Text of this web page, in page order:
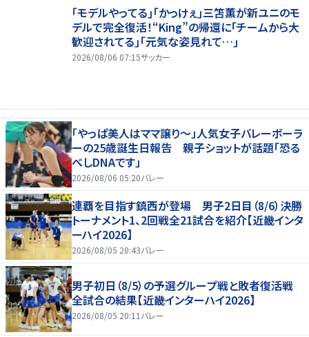
｢モデルやってる｣｢かっけぇ｣三笘薫が新ユニのモ
デルで完全復活！“King”の帰還に｢チームから大
歓迎されてる｣｢元気な姿見れて…｣
2026/08/06 07:15サッカー
「やっぱ美人はママ譲り～」人気女子バレーボーラ
ーの25歳誕生日報告 親子ショットが話題「恐る
べしDNAです」
2026/08/06 05:20バレー
連覇を目指す鎮西が登場 男子2日目（8/6）決勝
トーナメント1、2回戦全21試合を紹介【近畿インタ
ーハイ2026】
2026/08/05 20:43バレー
男子初日（8/5）の予選グループ戦と敗者復活戦
全試合の結果【近畿インターハイ2026】
2026/08/05 20:11 バレー